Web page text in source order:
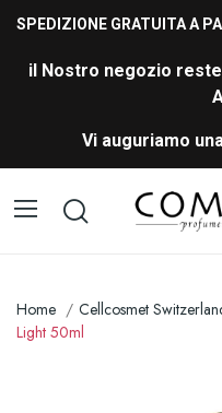
SPEDIZIONE GRATUITA A
il Nostro negozio
Vi auguriamo
Home Cellcosmet
Light 50ml